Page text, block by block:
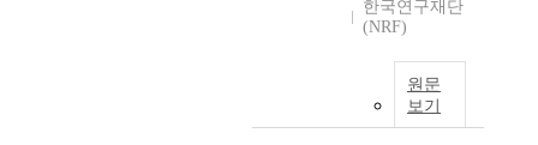
한국연구재단
(NRF)
원문
보기